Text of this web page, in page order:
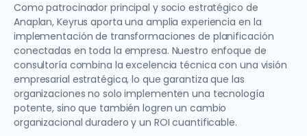
Como patrocinador principal y socio estratégico de
Anaplan, Keyrus aporta una amplia experiencia en la
implementación de transformaciones de planificación
conectadas en toda la empresa. Nuestro enfoque de
consultoría combina la excelencia técnica con una visión
empresarial estratégica, lo que garantiza que las
organizaciones no solo implementen una tecnología
potente, sino que también logren un cambio
organizacional duradero y un ROI cuantificable.